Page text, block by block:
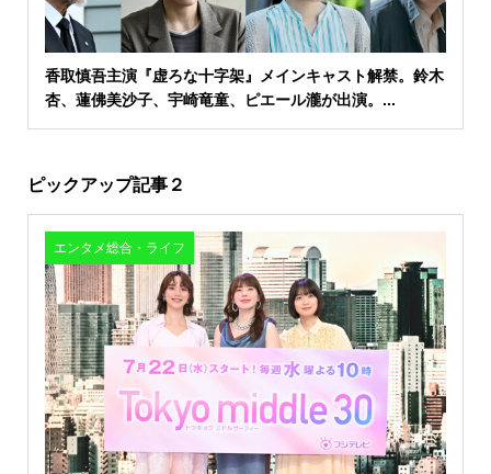
香取慎吾主演『虚ろな十字架』メインキャスト解禁。鈴木
杏、蓮佛美沙子、宇崎竜童、ピエール瀧が出演。...
ピックアップ記事２
エンタメ総合・ライフ